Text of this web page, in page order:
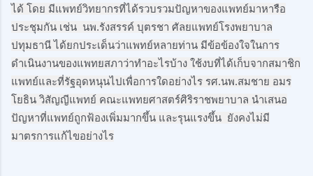
ได้ โดย มีแพทย์วิทยากรที่ได้รวบรวมปัญหาของแพทย์มาหารือ
ประชุมกัน เช่น  นพ.รังสรรค์ บุตรชา ศัลยแพทย์โรงพยาบาล
ปทุมธานี ได้ยกประเด็นว่าแพทย์หลายท่าน มีข้อข้องใจในการ
ดำเนินงานของแพทยสภาว่าทำอะไรบ้าง ใช้งบที่ได้เก็บจากสมาชิก
แพทย์และที่รัฐอุดหนุนไปเพื่อการใดอย่างไร รศ.นพ.สมชาย อมร
โยธิน วิสัญญีแพทย์ คณะแพทยศาสตร์ศิริราชพยาบาล นำเสนอ
ปัญหาที่แพทย์ถูกฟ้องเพิ่มมากขึ้น และรุนแรงขึ้น  ยังคงไม่มี
มาตรการแก้ไขอย่างไร